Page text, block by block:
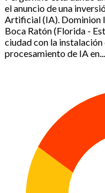
el anuncio de una
Artificial (IA). Dominion
Boca Ratón (Florida -
ciudad con la
procesamiento de IA en...